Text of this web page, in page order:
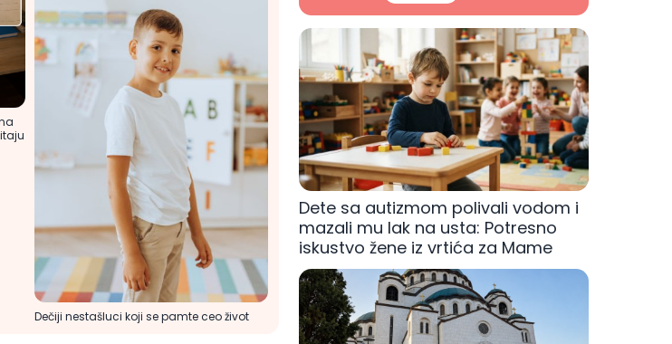
Dečiji nestašluci koji se pamte ceo život
Dete sa autizmom polivali vodom i
mazali mu lak na usta: Potresno
iskustvo žene iz vrtića za Mame